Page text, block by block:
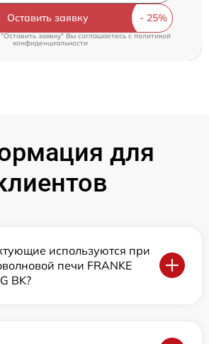
Оставить заявку
заявку" Вы соглашаетесь cполитикой
конфиденциальности
для
используются при
печи FRANKE
BK?